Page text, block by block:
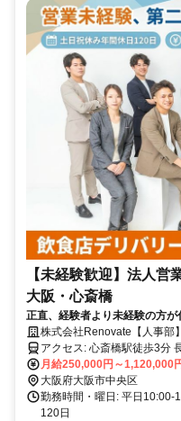
【未経験歓迎】法人営
大阪・心斎橋
正直、経験者より未経験の方
業職株式会社Renovate【人事部】
アクセス: 心斎橋駅徒
月給250,000円～1,120,000
大阪府大阪市中央区
勤務時間・曜日: 平日10:00-
120日